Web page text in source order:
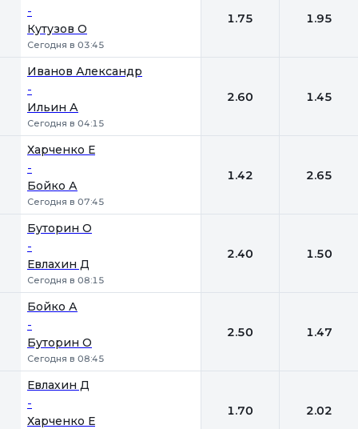
-
Кутузов О
Сегодня в 03:45
1.75 1.95
Иванов Александр
-
Ильин А
Сегодня в 04:15
2.60 1.45
Харченко Е
-
Бойко А
Сегодня в 07:45
1.42 2.65
Буторин О
-
Евлахин Д
Сегодня в 08:15
2.40 1.50
Бойко А
-
Буторин О
Сегодня в 08:45
2.50 1.47
Евлахин Д
-
Харченко Е
1.70 2.02